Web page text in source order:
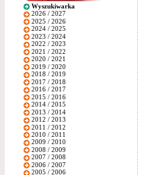
Wyszukiwarka
2026 / 2027
2025 / 2026
2024 / 2025
2023 / 2024
2022 / 2023
2021 / 2022
2020 / 2021
2019 / 2020
2018 / 2019
2017 / 2018
2016 / 2017
2015 / 2016
2014 / 2015
2013 / 2014
2012 / 2013
2011 / 2012
2010 / 2011
2009 / 2010
2008 / 2009
2007 / 2008
2006 / 2007
2005 / 2006